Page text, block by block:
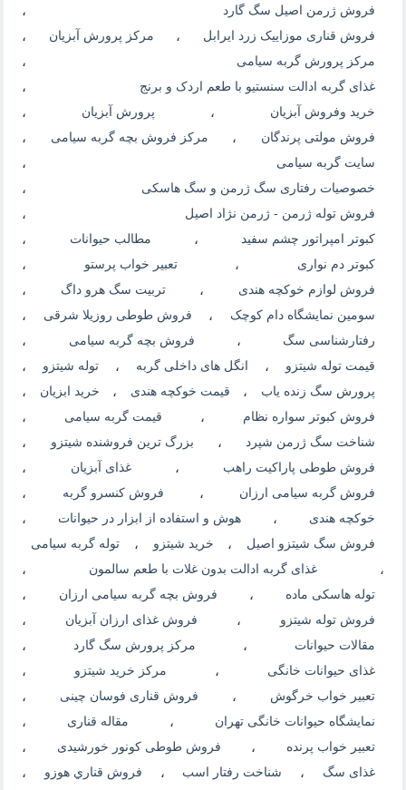
فروش ژرمن اصیل سگ گارد ،
فروش قناری موزاییک زرد ایرابل ، مرکز پرورش آبزیان ،
مرکز پرورش گربه سیامی ،
غذای گربه ادالت سنستیو با طعم اردک و برنج ،
خرید وفروش آبزیان ، پرورش آبزیان ،
فروش مولتی پرندگان ، مرکز فروش بچه گربه سیامی ،
سایت گربه سیامی ،
خصوصیات رفتاری سگ ژرمن و سگ هاسکی ،
فروش توله ژرمن - ژرمن نژاد اصیل ،
کبوتر امپراتور چشم سفید ، مطالب حیوانات ،
کبوتر دم نواری ، تعبیر خواب پرستو ،
فروش لوازم خوکچه هندی ، تربیت سگ هرو داگ ،
سومین نمایشگاه دام کوچک ، فروش طوطی روزیلا شرقی ،
رفتارشناسی سگ ، فروش بچه گربه سیامی ،
قیمت توله شیتزو ، انگل های داخلی گربه ، توله شیتزو ،
پرورش سگ زنده یاب ، قیمت خوکچه هندی ، خرید ابزیان ،
فروش کبوتر سواره نظام ، قیمت گربه سیامی ،
شناخت سگ ژرمن شپرد ، بزرگ ترین فروشنده شیتزو ،
فروش طوطی پاراکیت راهب ، غذای آبزیان ،
فروش گربه سیامی ارزان ، فروش کنسرو گربه ،
خوکچه هندی ، هوش و استفاده از ابزار در حیوانات ،
فروش سگ شیتزو اصیل ، خرید شیتزو ، توله گربه سیامی
، غذای گربه ادالت بدون غلات با طعم سالمون ،
توله هاسکی ماده ، فروش بچه گربه سیامی ارزان ،
فروش توله شیتزو ، فروش غذای ارزان آبزیان ،
مقالات حیوانات ، مرکز پرورش سگ گارد ،
غذای حیوانات خانگی ، مرکز خرید شیتزو ،
تعبیر خواب خرگوش ، فروش قناری فوسان چینی ،
نمایشگاه حیوانات خانگی تهران ، مقاله قناری ،
تعبیر خواب پرنده ، فروش طوطی کونور خورشیدی ،
غذای سگ ، شناخت رفتار اسب ، فروش قناري هوزو ،